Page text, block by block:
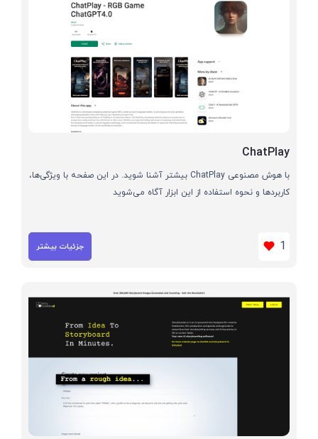
ChatPlay
با هوش مصنوعی ChatPlay بیشتر آشنا شوید. در این صفحه با ویژگی‌ها،
کاربردها و نحوه استفاده از این ابزار آگاه می‌شوید
1 جزئیات بیشتر